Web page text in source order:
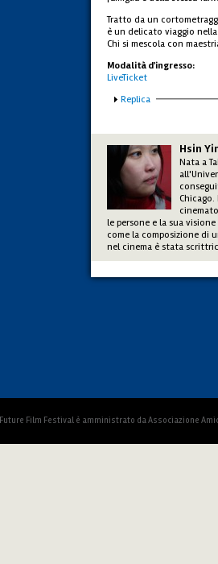
Tratto da un
è un delicato viaggio
Chi si mescola con
Modalità d'ingresso:
LiveTicket
Mostra
Replica
Hsin
Nata a
Chicago.
le persone e la sua
come la composizione di
nel cinema è stata
Future Film Festival è amministrato da Associazione